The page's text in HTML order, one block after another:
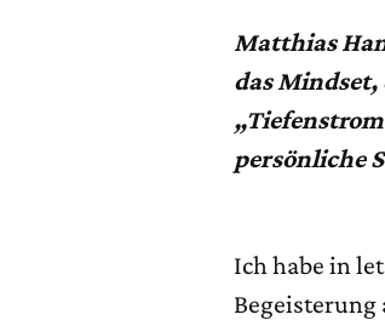
Matthias
das
persönliche
Ich habe in
Begeisterung